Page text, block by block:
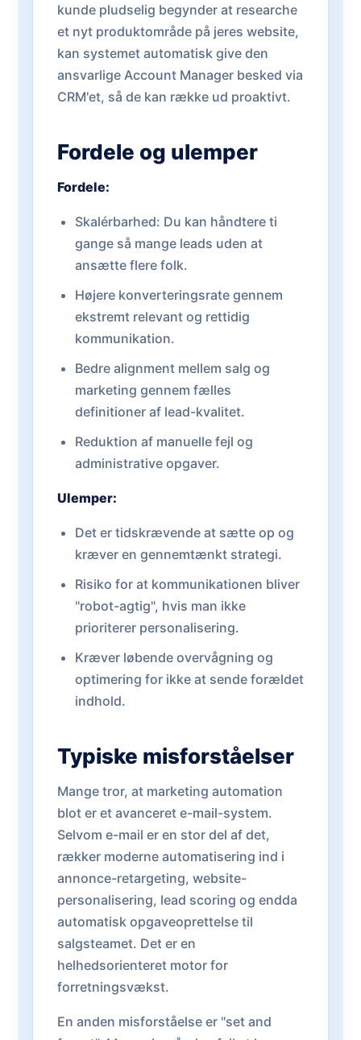
kunde pludselig begynder at researche
et nyt produktområde på jeres website,
kan systemet automatisk give den
ansvarlige Account Manager besked via
CRM'et, så de kan række ud proaktivt.
Fordele og ulemper
Fordele:
Skalérbarhed: Du kan håndtere ti
gange så mange leads uden at
ansætte flere folk.
Højere konverteringsrate gennem
ekstremt relevant og rettidig
kommunikation.
Bedre alignment mellem salg og
marketing gennem fælles
definitioner af lead-kvalitet.
Reduktion af manuelle fejl og
administrative opgaver.
Ulemper:
Det er tidskrævende at sætte op og
kræver en gennemtænkt strategi.
Risiko for at kommunikationen bliver
"robot-agtig", hvis man ikke
prioriterer personalisering.
Kræver løbende overvågning og
optimering for ikke at sende forældet
indhold.
Typiske misforståelser
Mange tror, at marketing automation
blot er et avanceret e-mail-system.
Selvom e-mail er en stor del af det,
rækker moderne automatisering ind i
annonce-retargeting, website-
personalisering, lead scoring og endda
automatisk opgaveoprettelse til
salgsteamet. Det er en
helhedsorienteret motor for
forretningsvækst.
En anden misforståelse er "set and